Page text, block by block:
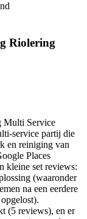
Riolering
Multi Service
service partij die
en reiniging van
Places
kleine set reviews:
(waaronder
na een eerdere
(5 reviews), en er